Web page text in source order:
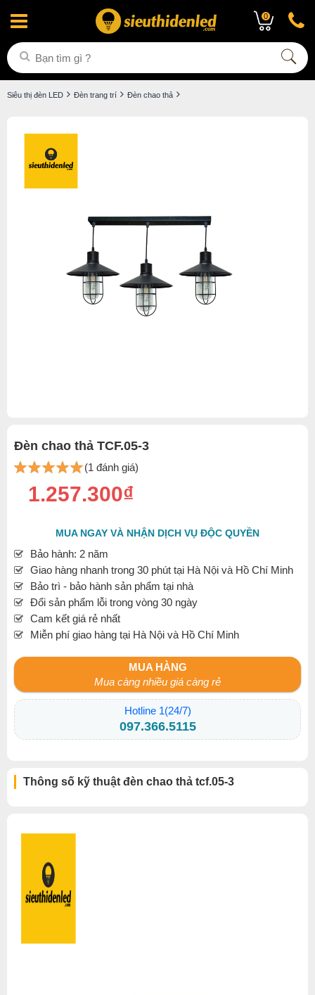
0
Siêu thị đèn LED Đèn trang trí Đèn chao thả
Đèn chao thả TCF.05-3
(1 đánh giá)
1.257.300₫
MUA NGAY VÀ NHẬN DỊCH VỤ ĐỘC QUYỀN
Bảo hành: 2 năm
Giao hàng nhanh trong 30 phút tại Hà Nội và Hồ Chí Minh
Bảo trì - bảo hành sản phẩm tại nhà
Đổi sản phẩm lỗi trong vòng 30 ngày
Cam kết giá rẻ nhất
Miễn phí giao hàng tại Hà Nội và Hồ Chí Minh
MUA HÀNG
Mua càng nhiều giá càng rẻ
Hotline 1(24/7)
097.366.5115
Thông số kỹ thuật đèn chao thả tcf.05-3